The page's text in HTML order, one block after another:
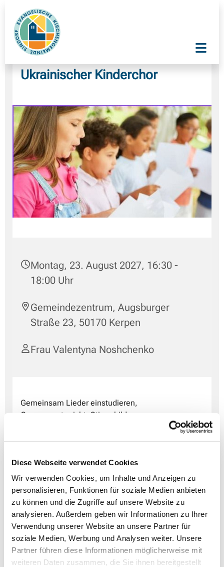
Diese Webseite verwendet Cookies
Wir verwenden Cookies, um Inhalte und Anzeigen zu
personalisieren, Funktionen für soziale Medien anbieten
zu können und die Zugriffe auf unsere Website zu
analysieren. Außerdem geben wir Informationen zu Ihrer
Verwendung unserer Website an unsere Partner für
soziale Medien, Werbung und Analysen weiter. Unsere
Partner führen diese Informationen möglicherweise mit
weiteren Daten zusammen, die Sie ihnen bereitgestellt
Ukrainischer Kinderchor
Montag, 23. August 2027, 16:30 -
18:00 Uhr
Gemeindezentrum, Augsburger
Straße 23, 50170 Kerpen
Frau Valentyna Noshchenko
Gemeinsam Lieder einstudieren,
Gesangsunterricht, Stimmbildung - unsere
Kinderchorleiterin Frau Valentyna Noshchenko übt
mit den Kindern spielerisch und einfach
Neue Teilnehmende sind herzlich willkommen!